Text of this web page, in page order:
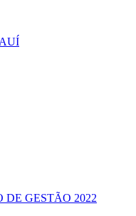
DO PIAUÍ
GESTÃO 2022